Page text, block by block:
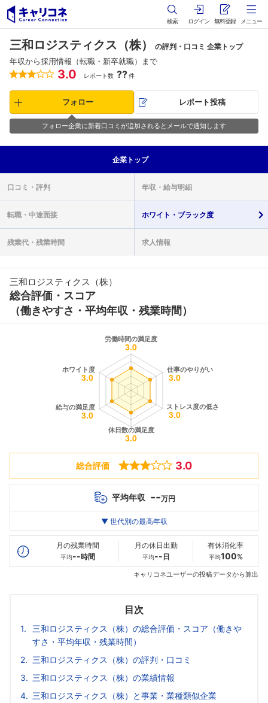
検索 ログイン 無料登録 メニュー
三和ロジスティクス（株） の評判・口コミ 企業トップ
年収から採用情報（転職・新卒就職）まで
3.0 レポート数 ??件
フォロー レポート投稿
フォロー企業に新着口コミが追加されるとメールで通知します
企業 トップ
口コミ・ 評判 年収・ 給与明細
転職・ 中途面接 ホワイト・ ブラック度
残業代・ 残業時間 求人情報
三和ロジスティクス（株）
総合評価・スコア
（働きやすさ・平均年収・残業時間）
総合評価 3.0
平均年収 --万円
最高年収
20代
--万
30代
--万
--万
▼ 世代別の最高年収
月の残業時間
平均--時間
月の休日出勤
平均-- 日
有休消化率
平均100%
キャリコネユーザーの投稿データから算出
目次
三和ロジスティクス（株）の総合評価・スコア（働きや
すさ・平均年収・残業時間）
三和ロジスティクス（株）の評判・口コミ
三和ロジスティクス（株）の業績情報
三和ロジスティクス（株）と事業・業種類似企業